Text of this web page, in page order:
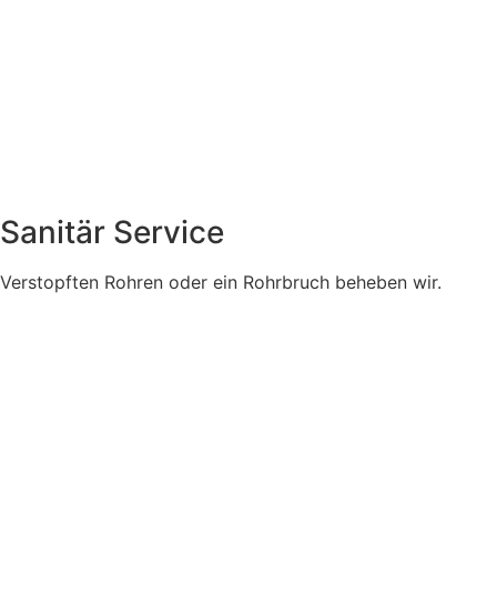
Sanitär Service
Verstopften Rohren oder ein Rohrbruch beheben wir.